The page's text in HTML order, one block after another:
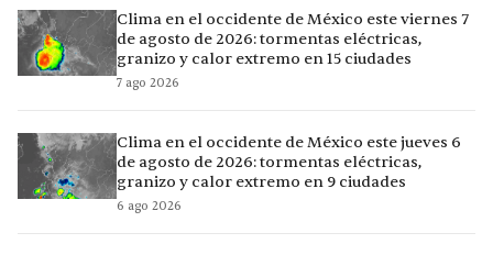
Clima en el occidente de México este viernes 7
de agosto de 2026: tormentas eléctricas,
granizo y calor extremo en 15 ciudades
7 ago 2026
Clima en el occidente de México este jueves 6
de agosto de 2026: tormentas eléctricas,
granizo y calor extremo en 9 ciudades
6 ago 2026